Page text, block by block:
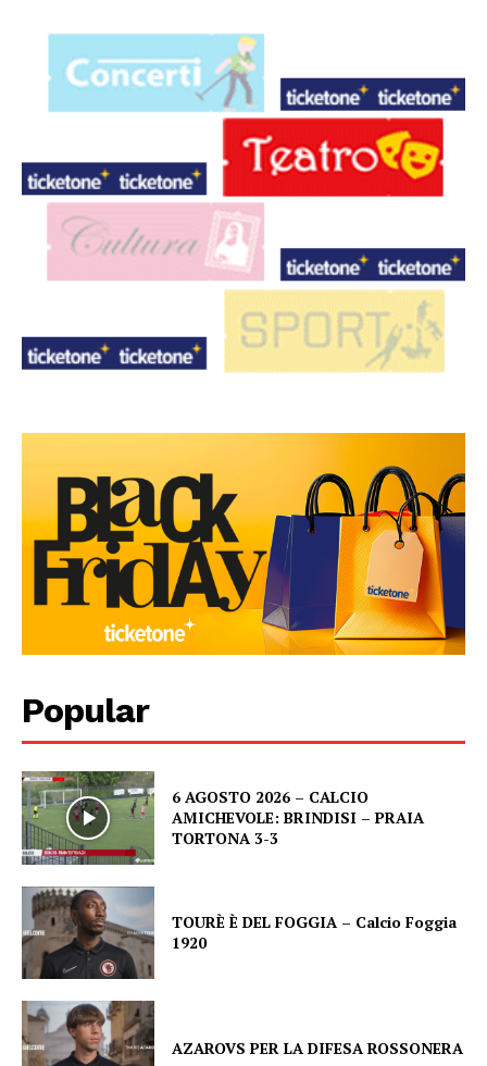
Popular
6 AGOSTO 2026 – CALCIO
AMICHEVOLE: BRINDISI – PRAIA
TORTONA 3-3
TOURÈ È DEL FOGGIA – Calcio Foggia
1920
AZAROVS PER LA DIFESA ROSSONERA